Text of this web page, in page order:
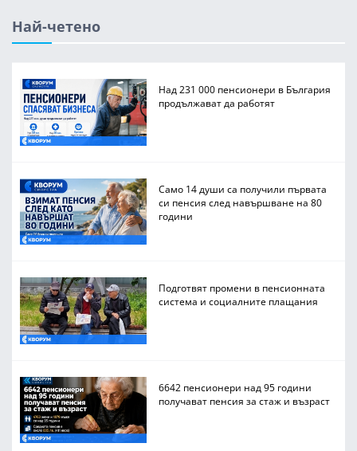
Най-четено
Над 231 000 пенсионери в България
продължават да работят
Само 14 души са получили първата
си пенсия след навършване на 80
години
Подготвят промени в пенсионната
система и социалните плащания
6642 пенсионери над 95 години
получават пенсия за стаж и възраст